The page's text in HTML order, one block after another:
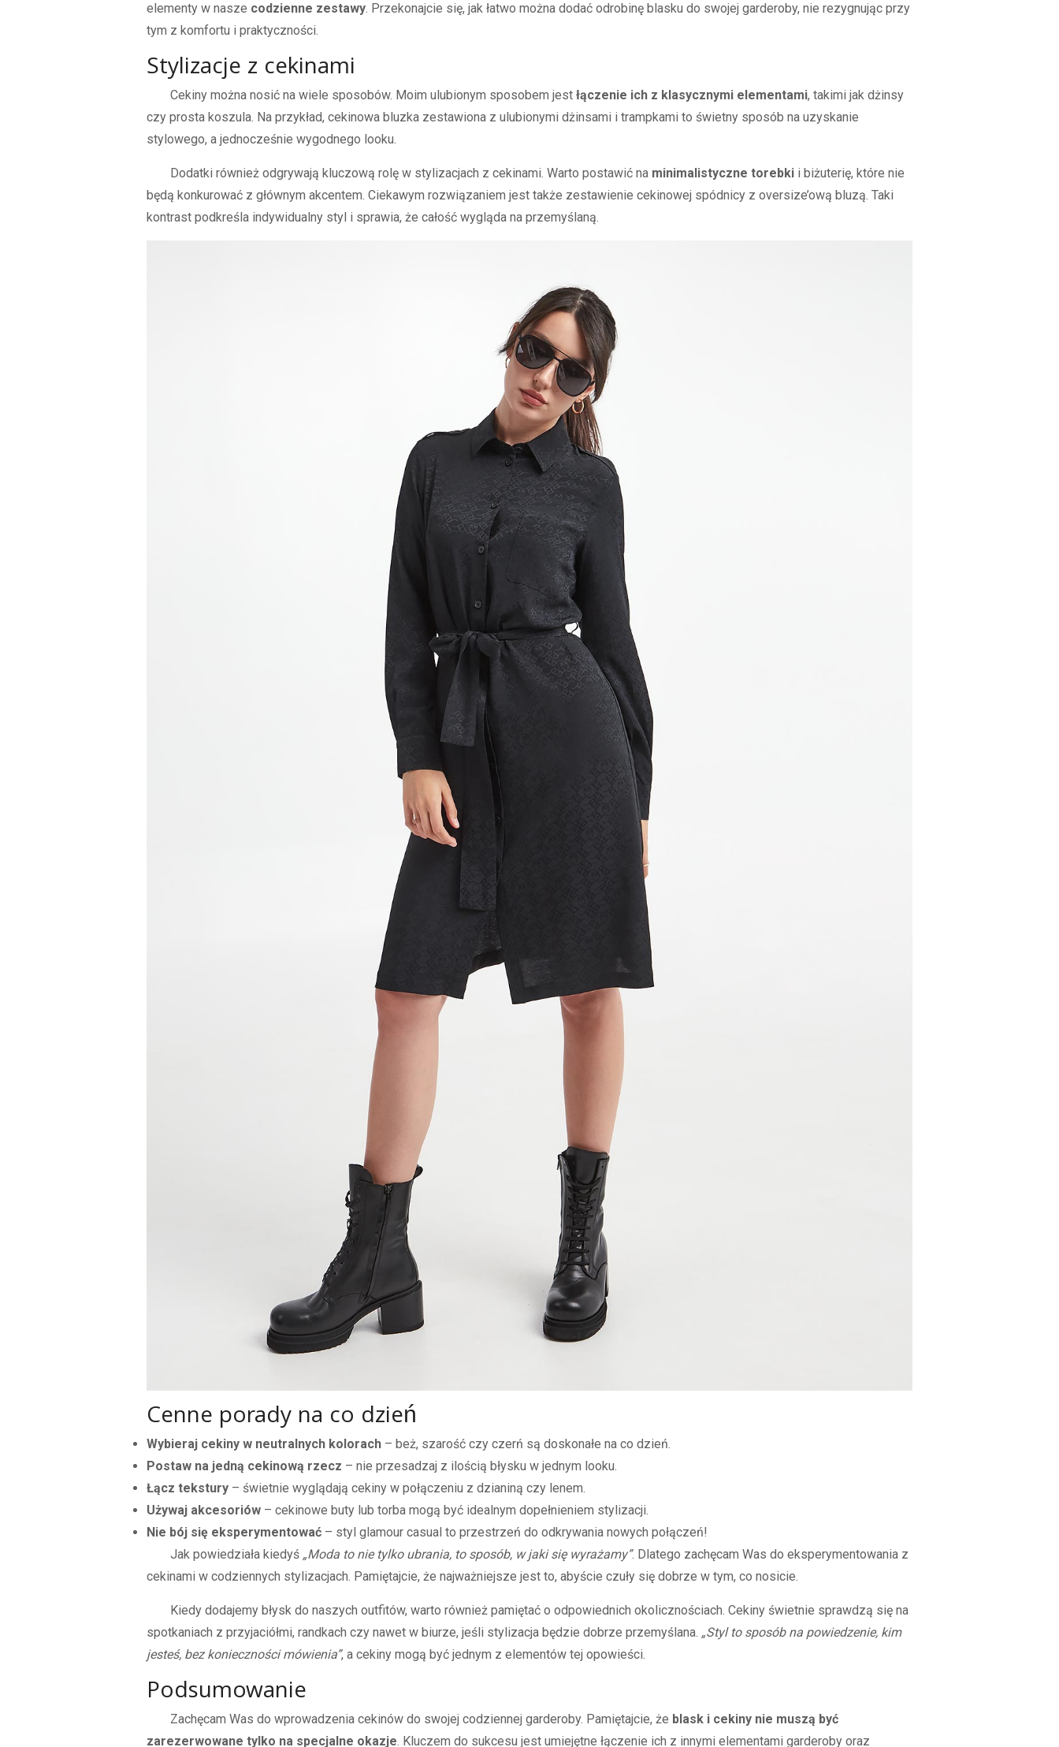
elementy w nasze codzienne zestawy. Przekonajcie się, jak łatwo można dodać odrobinę blasku do swojej garderoby, nie rezygnując przy
tym z komfortu i praktyczności.
Stylizacje z cekinami
Cekiny można nosić na wiele sposobów. Moim ulubionym sposobem jest łączenie ich z klasycznymi elementami, takimi jak dżinsy
czy prosta koszula. Na przykład, cekinowa bluzka zestawiona z ulubionymi dżinsami i trampkami to świetny sposób na uzyskanie
stylowego, a jednocześnie wygodnego looku.
Dodatki również odgrywają kluczową rolę w stylizacjach z cekinami. Warto postawić na minimalistyczne torebkii biżuterię, które nie
będą konkurować z głównym akcentem. Ciekawym rozwiązaniem jest także zestawienie cekinowej spódnicy z oversize’ową bluzą. Taki
kontrast podkreśla indywidualny styl i sprawia, że całość wygląda na przemyślaną.
Cenne porady na co dzień
Wybieraj cekiny w neutralnych kolorach– beż, szarość czy czerń są doskonałe na co dzień.
Postaw na jedną cekinową rzecz – nie przesadzaj z ilością błysku w jednym looku.
Łącz tekstury– świetnie wyglądają cekiny w połączeniu z dzianiną czy lenem.
Używaj akcesoriów– cekinowe buty lub torba mogą być idealnym dopełnieniem stylizacji.
Nie bój się eksperymentować– styl glamour casual to przestrzeń do odkrywania nowych połączeń!
Jak powiedziała kiedyś „Moda to nie tylko ubrania, to sposób, w jaki się wyrażamy”. Dlatego zachęcam Was do eksperymentowania z
cekinami w codziennych stylizacjach. Pamiętajcie, że najważniejsze jest to, abyście czuły się dobrze w tym, co nosicie.
Kiedy dodajemy błysk do naszych outfitów, warto również pamiętać o odpowiednich okolicznościach. Cekiny świetnie sprawdzą się na
spotkaniach z przyjaciółmi, randkach czy nawet w biurze, jeśli stylizacja będzie dobrze przemyślana. „Styl to sposób na powiedzenie, kim
jesteś, bez konieczności mówienia”, a cekiny mogą być jednym z elementów tej opowieści.
Podsumowanie
Zachęcam Was do wprowadzenia cekinów do swojej codziennej garderoby. Pamiętajcie, że blask i cekiny nie muszą być
zarezerwowane tylko na specjalne okazje . Kluczem do sukcesu jest umiejętne łączenie ich z innymi elementami garderoby oraz